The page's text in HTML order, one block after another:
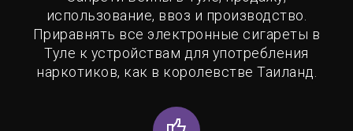
использование, ввоз и производство.
Приравнять все электронные сигареты в
Туле к устройствам для употребления
наркотиков, как в королевстве Таиланд.